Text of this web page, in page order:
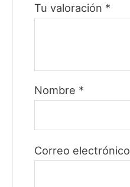
Tu valoración *
Nombre *
Correo electrónico